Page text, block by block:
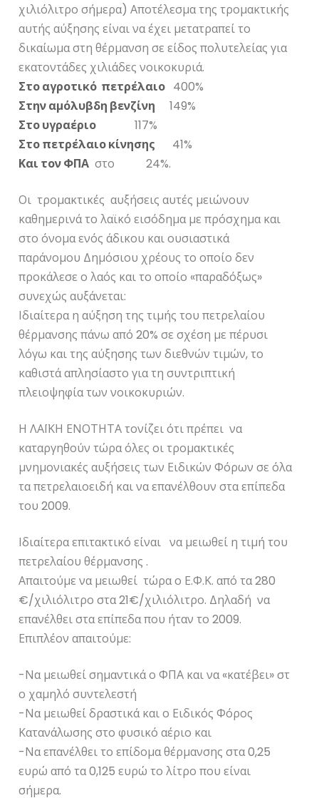
χιλιόλιτρο σήμερα) Αποτέλεσμα της τρομακτικής
αυτής αύξησης είναι να έχει μετατραπεί το
δικαίωμα στη θέρμανση σε είδος πολυτελείας για
εκατοντάδες χιλιάδες νοικοκυριά.
Στο αγροτικό πετρέλαιο 400%
Στην αμόλυβδη βενζίνη 149%
Στο υγραέριο
117%
Στο πετρέλαιο κίνησης 41%
Και τον ΦΠΑ στο 24%.
Οι τρομακτικές αυξήσεις αυτές μειώνουν
καθημερινά το λαϊκό εισόδημα με πρόσχημα και
στο όνομα ενός άδικου και ουσιαστικά
παράνομου Δημόσιου χρέους το οποίο δεν
προκάλεσε ο λαός και το οποίο «παραδόξως»
συνεχώς αυξάνεται:
Ιδιαίτερα η αύξηση της τιμής του πετρελαίου
θέρμανσης πάνω από 20% σε σχέση με πέρυσι
λόγω και της αύξησης των διεθνών τιμών, το
καθιστά απλησίαστο για τη συντριπτική
πλειοψηφία των νοικοκυριών.
Η ΛΑΪΚΗ ΕΝΟΤΗΤΑ τονίζει ότι πρέπει να
καταργηθούν τώρα όλες οι τρομακτικές
μνημονιακές αυξήσεις των Ειδικών Φόρων σε όλα
τα πετρελαιοειδή και να επανέλθουν στα επίπεδα
του 2009.
Ιδιαίτερα επιτακτικό είναι να μειωθεί η τιμή του
πετρελαίου θέρμανσης .
Απαιτούμε να μειωθεί τώρα ο Ε.Φ.Κ. από τα 280
€/χιλιόλιτρο στα 21€/χιλιόλιτρο. Δηλαδή να
επανέλθει στα επίπεδα που ήταν το 2009.
Επιπλέον απαιτούμε:
-Να μειωθεί σημαντικά ο ΦΠΑ και να «κατέβει» στ
ο χαμηλό συντελεστή
-Να μειωθεί δραστικά και ο Ειδικός Φόρος
Κατανάλωσης στο φυσικό αέριο και
-Να επανέλθει το επίδομα θέρμανσης στα 0,25
ευρώ από τα 0,125 ευρώ το λίτρο που είναι
σήμερα.